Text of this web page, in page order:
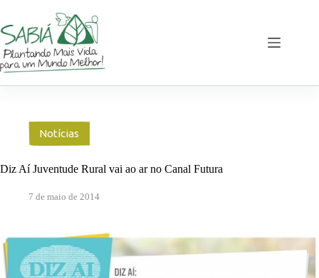
o
conteúdo
Notícias
Diz Aí Juventude Rural vai ao ar no Canal Futura
7 de maio de 2014